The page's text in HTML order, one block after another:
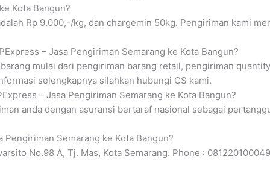
Kota Bangun?
Rp 9.000,-/kg, dan chargemin 50kg. Pengiriman kami
– Jasa Pengiriman Semarang ke Kota Bangun?
mulai dari pengiriman barang retail, pengiriman
selengkapnya silahkan hubungi CS kami.
– Jasa Pengiriman Semarang ke Kota Bangun?
anda dengan asuransi bertaraf nasional sebagai
Pengiriman Semarang ke Kota Bangun?
No.98 A, Tj. Mas, Kota Semarang. Phone :